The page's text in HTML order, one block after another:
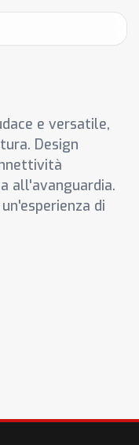
e versatile,
Design
all'avanguardia.
di